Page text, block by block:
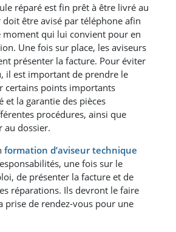
réparé est fin prêt à être livré au
doit être avisé par téléphone afin
moment qui lui convient pour en
Une fois sur place, les aviseurs
présenter la facture. Pour éviter
il est important de prendre le
certains points importants
et la garantie des pièces
procédures, ainsi que
au dossier.
formation d’aviseur technique
une fois sur le
de présenter la facture et de
réparations. Ils devront le faire
prise de rendez-vous pour une